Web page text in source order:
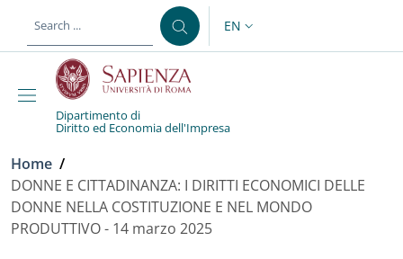
LANGUAGE SWITCHER:
EN
Dipartimento di
Diritto ed Economia dell'Impresa
Breadcrumb
Home /
DONNE E CITTADINANZA: I DIRITTI ECONOMICI DELLE
DONNE NELLA COSTITUZIONE E NEL MONDO
PRODUTTIVO - 14 marzo 2025